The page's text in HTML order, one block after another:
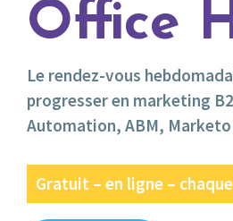
Ressources
Agenda
Contact
English
Office
Le rendez-vous
progresser en marketing
Automation, ABM,
Gratuit – en ligne –